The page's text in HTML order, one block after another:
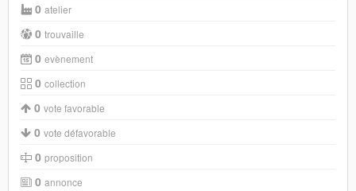
0 atelier
0 trouvaille
0 evènement
0 collection
0 vote favorable
0 vote défavorable
0 proposition
0 annonce